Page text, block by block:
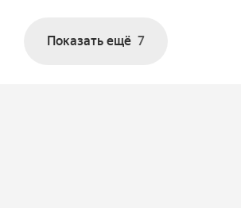
Показать ещё 7